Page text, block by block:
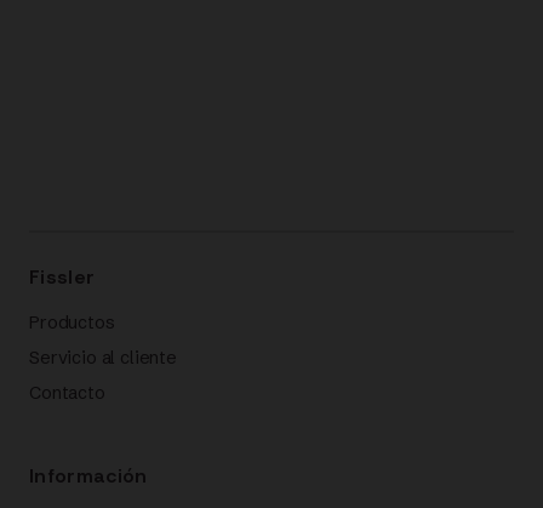
Fissler
Productos
Servicio al cliente
Contacto
Información